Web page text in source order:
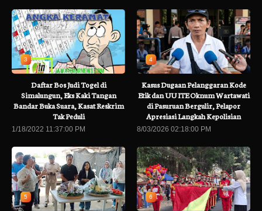
3
Daftar Bos Judi Togel di
Simalungun, Eks Kaki Tangan
Bandar Buka Suara, Kasat Reskrim
Tak Peduli
1/18/2022 11:37:00 PM
4
Kasus Dugaan Pelanggaran Kode
Etik dan UU ITE Oknum Wartawati
di Pasuruan Bergulir, Pelapor
Apresiasi Langkah Kepolisian
8/03/2026 02:18:00 PM
5 6